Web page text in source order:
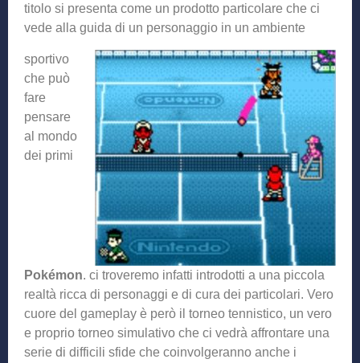
titolo si presenta come un prodotto particolare che ci
vede alla guida di un personaggio in un ambiente
sportivo
che può
fare
pensare
al mondo
dei primi
Pokémon. ci troveremo infatti introdotti a una piccola
realtà ricca di personaggi e di cura dei particolari. Vero
cuore del gameplay è però il torneo tennistico, un vero
e proprio torneo simulativo che ci vedrà affrontare una
serie di difficili sfide che coinvolgeranno anche i